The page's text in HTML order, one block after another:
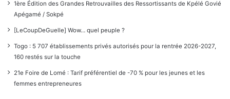
1ère Édition des Grandes Retrouvailles des Ressortissants de Kpélé Govié
Apégamé / Sokpé
[LeCoupDeGuelle] Wow… quel peuple ?
Togo : 5 707 établissements privés autorisés pour la rentrée 2026-2027,
160 restés sur la touche
21e Foire de Lomé : Tarif préférentiel de -70 % pour les jeunes et les
femmes entrepreneures